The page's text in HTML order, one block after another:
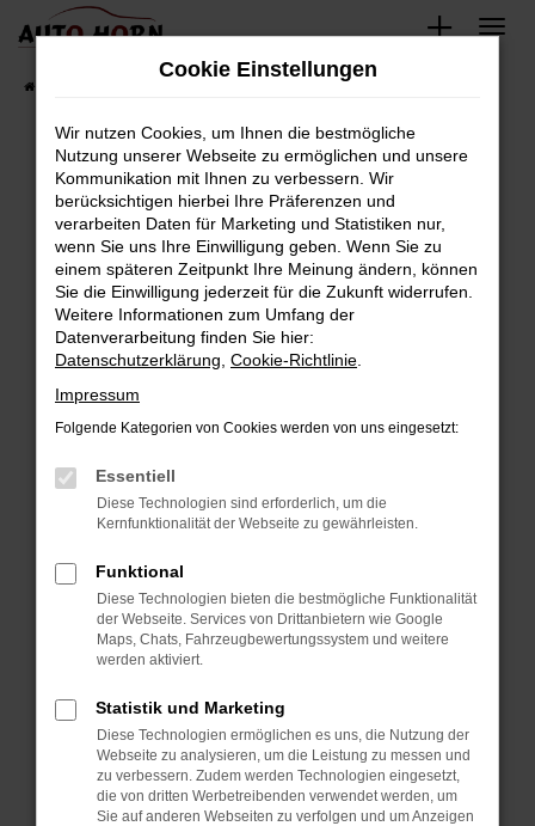
Zum
springen
Fahrzeugbestand
Fehler: Network Error
Beim Laden ist ein Fehler aufgetreten.
Hier sind ein paar Tipps, die dir helfen können:
Überprüfe deine Firewall und deine
Internetverbindung.
Laden andere Webseiten, zum Beispiel deine
Suchmaschine?
Prüfe deine Browsererweiterungen.
können das Laden bestimmter Seiten
verhindern. Funktioniert die Seite in einem
anderen Browser oder in einem privaten
Starte dein Gerät neu.
Das kann manchmal helfen, vorübergehende
Probleme zu beheben.
Betriebssystem auf dem neuesten Stand
sind.
Veraltete Software birgt nicht nur ein
Sicherheitsrisiko, sondern kann auch dazu
führen, dass bestimmte Funktionen nicht mehr
Cookie Einstellungen
Wir nutzen Cookies, um Ihnen die bestmögliche
Nutzung unserer Webseite zu ermöglichen und unsere
Kommunikation mit Ihnen zu verbessern. Wir
berücksichtigen hierbei Ihre Präferenzen und
verarbeiten Daten für Marketing und Statistiken nur,
wenn Sie uns Ihre Einwilligung geben. Wenn Sie zu
einem späteren Zeitpunkt Ihre Meinung ändern, können
Sie die Einwilligung jederzeit für die Zukunft widerrufen.
Weitere Informationen zum Umfang der
Datenverarbeitung finden Sie hier:
Datenschutzerklärung Cookie-Richtlinie
Impressum
Folgende Kategorien von Cookies werden von uns eingesetzt:
Essentiell
Diese Technologien sind erforderlich, um die
Kernfunktionalität der Webseite zu gewährleisten.
Funktional
Diese Technologien bieten die bestmögliche Funktionalität
der Webseite. Services von Drittanbietern wie Google
Maps, Chats, Fahrzeugbewertungssystem und weitere
werden aktiviert.
Statistik und Marketing
Diese Technologien ermöglichen es uns, die Nutzung der
Webseite zu analysieren, um die Leistung zu messen und
zu verbessern. Zudem werden Technologien eingesetzt,
die von dritten Werbetreibenden verwendet werden, um
Sie auf anderen Webseiten zu verfolgen und um Anzeigen